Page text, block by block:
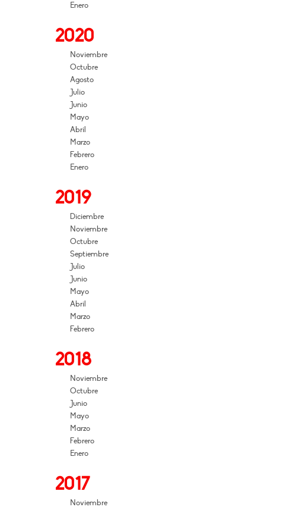
Enero
2020
Noviembre
Octubre
Agosto
Julio
Junio
Mayo
Abril
Marzo
Febrero
Enero
2019
Diciembre
Noviembre
Octubre
Septiembre
Julio
Junio
Mayo
Abril
Marzo
Febrero
2018
Noviembre
Octubre
Junio
Mayo
Marzo
Febrero
Enero
2017
Noviembre